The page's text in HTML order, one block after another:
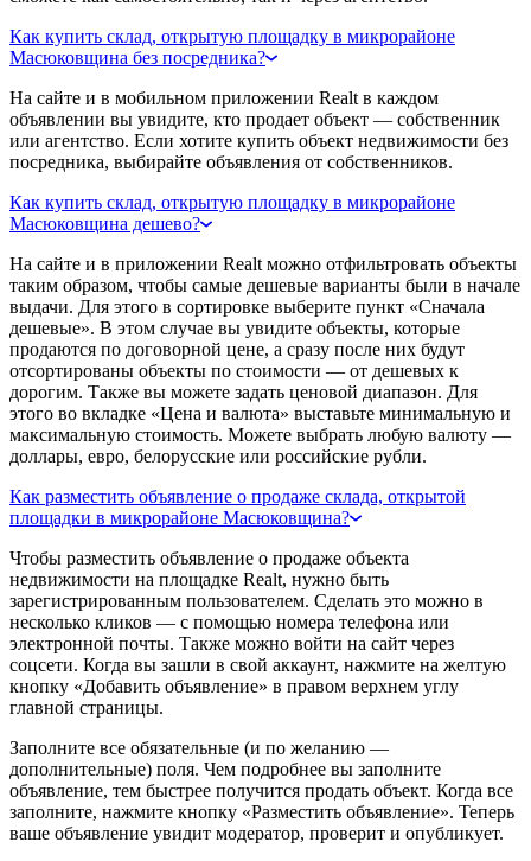
Как купить склад, открытую площадку в микрорайоне
Масюковщина без посредника?
На сайте и в мобильном приложении Realt в каждом
объявлении вы увидите, кто продает объект — собственник
или агентство. Если хотите купить объект недвижимости без
посредника, выбирайте объявления от собственников.
Как купить склад, открытую площадку в микрорайоне
Масюковщина дешево?
На сайте и в приложении Realt можно отфильтровать объекты
таким образом, чтобы самые дешевые варианты были в начале
выдачи. Для этого в сортировке выберите пункт «Сначала
дешевые». В этом случае вы увидите объекты, которые
продаются по договорной цене, а сразу после них будут
отсортированы объекты по стоимости — от дешевых к
дорогим. Также вы можете задать ценовой диапазон. Для
этого во вкладке «Цена и валюта» выставьте минимальную и
максимальную стоимость. Можете выбрать любую валюту —
доллары, евро, белорусские или российские рубли.
Как разместить объявление о продаже склада, открытой
площадки в микрорайоне Масюковщина?
Чтобы разместить объявление о продаже объекта
недвижимости на площадке Realt, нужно быть
зарегистрированным пользователем. Сделать это можно в
несколько кликов — с помощью номера телефона или
электронной почты. Также можно войти на сайт через
соцсети. Когда вы зашли в свой аккаунт, нажмите на желтую
кнопку «Добавить объявление» в правом верхнем углу
главной страницы.
Заполните все обязательные (и по желанию —
дополнительные) поля. Чем подробнее вы заполните
объявление, тем быстрее получится продать объект. Когда все
заполните, нажмите кнопку «Разместить объявление». Теперь
ваше объявление увидит модератор, проверит и опубликует.